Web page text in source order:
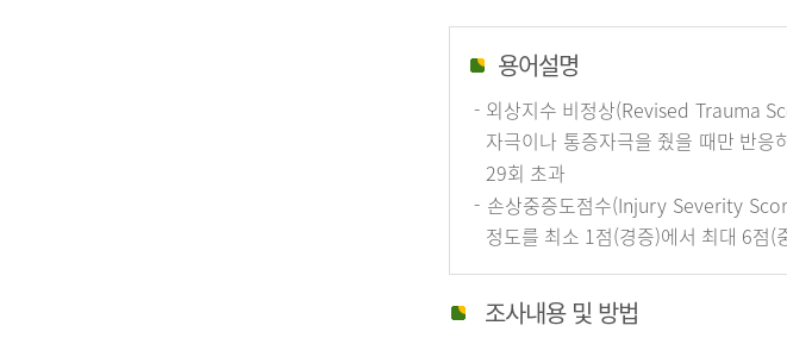
용어설명
- 외상지수 비정상(Revised Trauma
자극이나 통증자극을 줬을 때만 반
29회 초과
- 손상중증도점수(Injury Severity
정도를 최소 1점(경증)에서 최대 6점
조사내용 및 방법